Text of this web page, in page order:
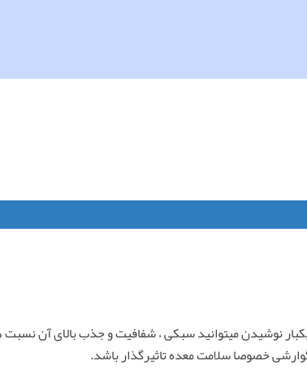
نوشیدن میتوانید سبکی ، شفافیت و جذب بالای آن